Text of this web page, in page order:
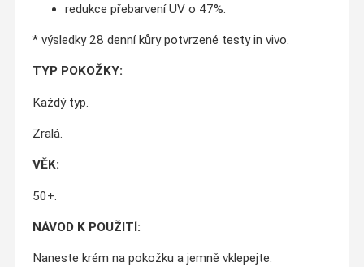
redukce přebarvení UV o 47%.
* výsledky 28 denní kůry potvrzené testy in vivo.
TYP POKOŽKY:
Každý typ.
Zralá.
VĚK:
50+.
NÁVOD K POUŽITÍ:
Naneste krém na pokožku a jemně vklepejte.